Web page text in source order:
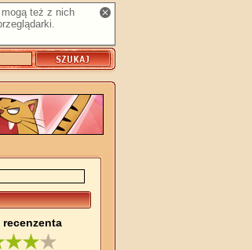
też z nich
recenzenta